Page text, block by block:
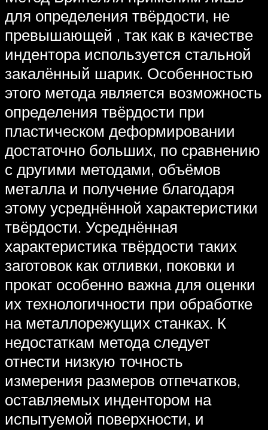
для определения твёрдости, не
превышающей , так как в качестве
индентора используется стальной
закалённый шарик. Особенностью
этого метода является возможность
определения твёрдости при
пластическом деформировании
достаточно больших, по сравнению
с другими методами, объёмов
металла и получение благодаря
этому усреднённой характеристики
твёрдости. Усреднённая
характеристика твёрдости таких
заготовок как отливки, поковки и
прокат особенно важна для оценки
их технологичности при обработке
на металлорежущих станках. К
недостаткам метода следует
отнести низкую точность
измерения размеров отпечатков,
оставляемых индентором на
испытуемой поверхности, и